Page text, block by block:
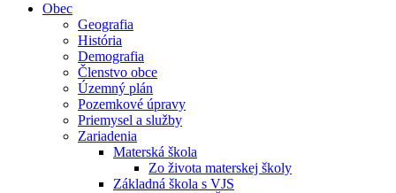
Obec
Geografia
História
Demografia
Členstvo obce
Územný plán
Pozemkové úpravy
Priemysel a služby
Zariadenia
Materská škola
Zo života materskej školy
Základná škola s VJS